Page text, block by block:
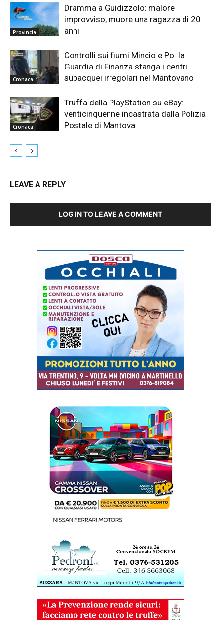
Provincia
Dramma a Guidizzolo: malore
improvviso, muore una ragazza di 20
anni
Cronaca
Controlli sui fiumi Mincio e Po: la
Guardia di Finanza stanga i centri
subacquei irregolari nel Mantovano
Cronaca
Truffa della PlayStation su eBay:
venticinquenne incastrata dalla Polizia
Postale di Mantova
LEAVE A REPLY
LOG IN TO LEAVE A COMMENT